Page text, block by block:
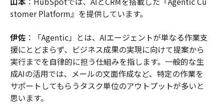
stomer Platform』を提供しています。
伊佐：「Agentic」とは、AIエージェントが単なる作業支
援にとどまらず、ビジネス成果の実現に向けて提案から
実行までを自律的に担う仕組みを指します。一般的な生
成AIの活用では、メールの文面作成など、特定の作業を
サポートしてもらうタスク単位のアウトプットが多いと
思います。